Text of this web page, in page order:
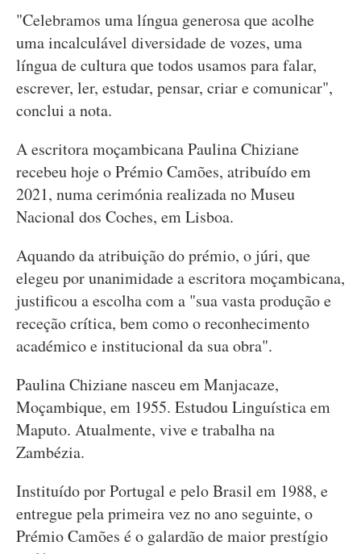
"Celebramos uma língua generosa que acolhe
uma incalculável diversidade de vozes, uma
língua de cultura que todos usamos para falar,
escrever, ler, estudar, pensar, criar e comunicar",
conclui a nota.
A escritora moçambicana Paulina Chiziane
recebeu hoje o Prémio Camões, atribuído em
2021, numa cerimónia realizada no Museu
Nacional dos Coches, em Lisboa.
Aquando da atribuição do prémio, o júri, que
elegeu por unanimidade a escritora moçambicana,
justificou a escolha com a "sua vasta produção e
receção crítica, bem como o reconhecimento
académico e institucional da sua obra".
Paulina Chiziane nasceu em Manjacaze,
Moçambique, em 1955. Estudou Linguística em
Maputo. Atualmente, vive e trabalha na
Zambézia.
Instituído por Portugal e pelo Brasil em 1988, e
entregue pela primeira vez no ano seguinte, o
Prémio Camões é o galardão de maior prestígio